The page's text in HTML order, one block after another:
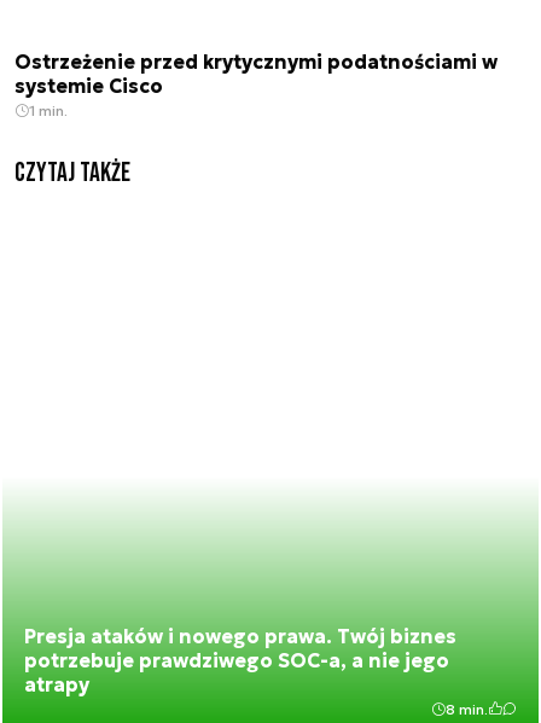
Ostrzeżenie przed krytycznymi podatnościami w
systemie Cisco
1 min.
Czytaj także
Presja ataków i nowego prawa. Twój biznes
potrzebuje prawdziwego SOC-a, a nie jego
atrapy
8 min.